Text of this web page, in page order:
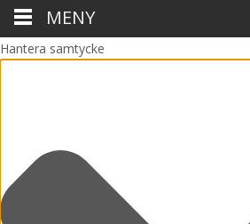
Hantera samtycke
MENY